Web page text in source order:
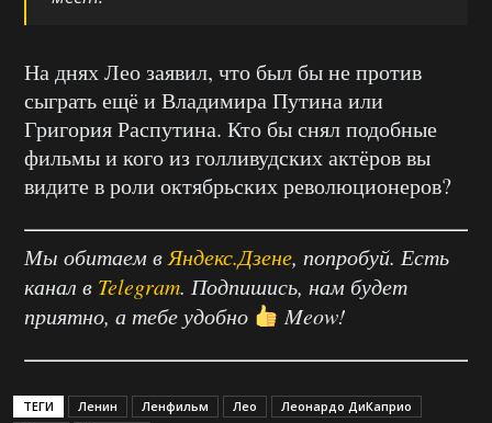
На днях Лео заявил, что был бы не против
сыграть ещё и Владимира Путина или
Григория Распутина. Кто бы снял подобные
фильмы и кого из голливудских актёров вы
видите в роли октябрьских революционеров?
Мы обитаем в Яндекс.Дзене, попробуй. Есть
канал в Telegram. Подпишись, нам будет
приятно, а тебе удобно
Meow!
ТЕГИ Ленин Ленфильм Лео
Леонардо ДиКаприо